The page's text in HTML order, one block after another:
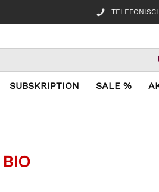
SUBSKRIPTION SALE %
BIO